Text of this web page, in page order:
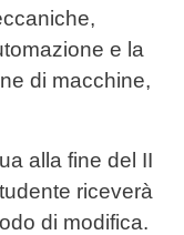
e la
di macchine,
alla fine del II
riceverà
di modifica.